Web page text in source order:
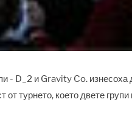
- D_2 и Gravity Co. изнесоха
турнето, което двете